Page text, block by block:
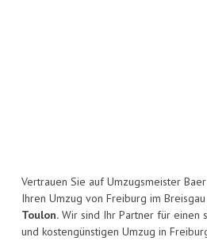
Vertrauen Sie auf Umzugsmeister
Ihren Umzug von Freiburg im Breisgau
Toulon. Wir sind Ihr Partner für einen
und kostengünstigen Umzug in